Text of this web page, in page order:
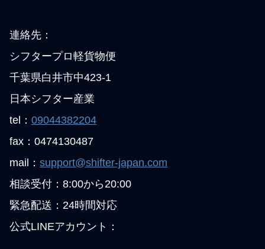
連絡先：
シフタープロ軽貨物便
千葉県白井市中423-1
日本シフター産業
tel： 09044382204
fax：0474130487
mail： support@shifter-japan.com
相談受付：8:00から20:00
緊急配送：24時間対応
公式LINEアカウント：